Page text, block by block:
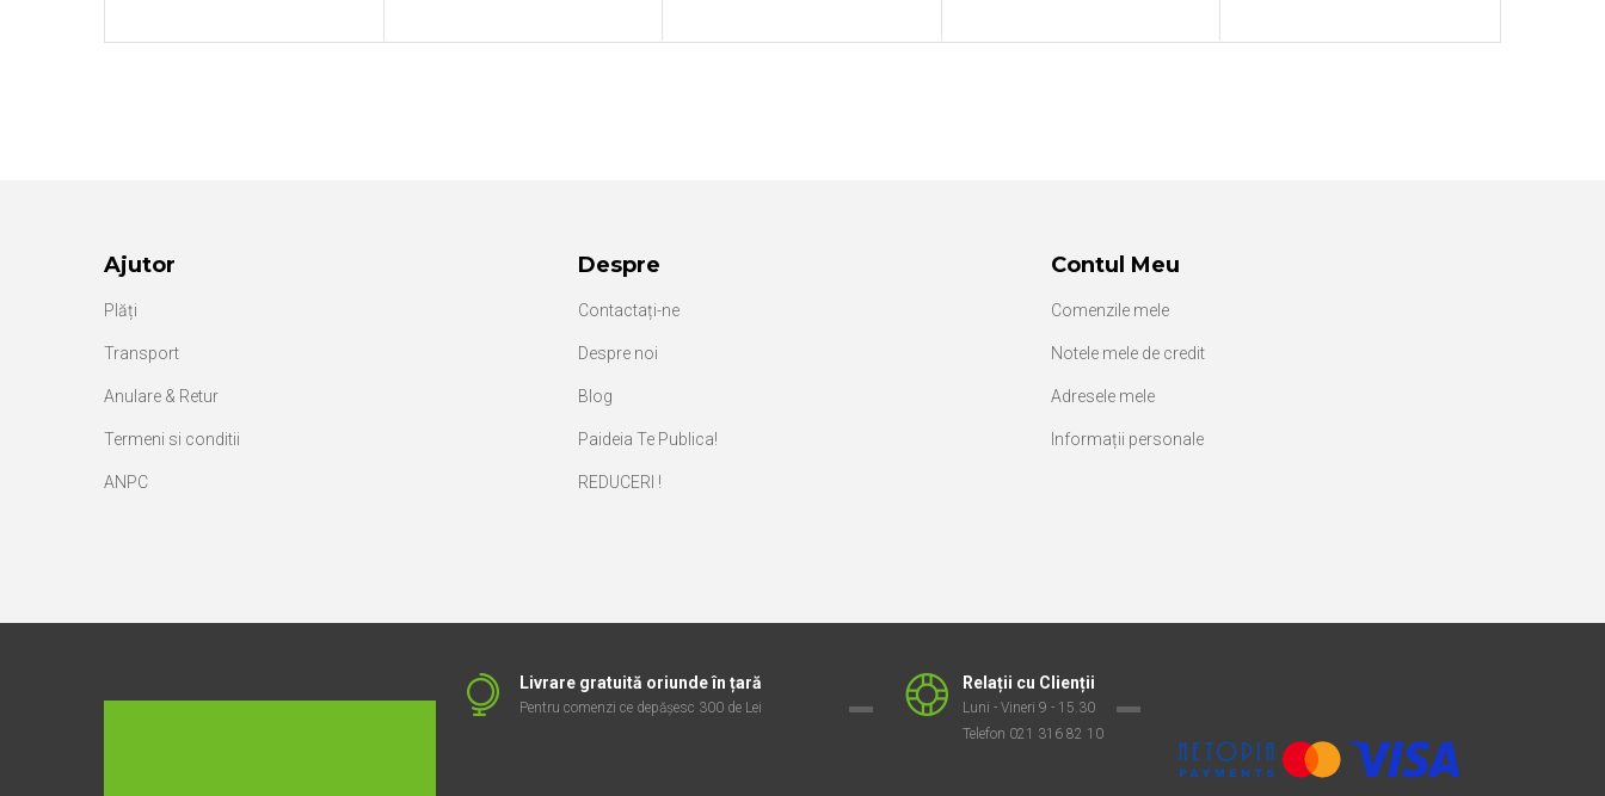
Ajutor
Plăți
Transport
Anulare & Retur
Termeni si conditii
ANPC
Despre
Contactați-ne
Despre noi
Blog
Paideia Te Publica!
REDUCERI !
Contul Meu
Comenzile mele
Notele mele de credit
Adresele mele
Informații personale
Livrare gratuită oriunde în țară
Pentru comenzi ce depășesc 300 de Lei
Relații cu Clienții
Luni - Vineri 9 - 15.30
Telefon 021 316 82 10